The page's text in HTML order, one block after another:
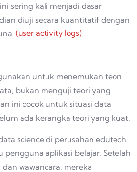
sering kali menjadi dasar
diuji secara kuantitatif dengan
(user activity logs) .
untuk menemukan teori
bukan menguji teori yang
ini cocok untuk situasi data
ada kerangka teori yang kuat.
science di perusahan edutech
pengguna aplikasi belajar. Setelah
wawancara, mereka